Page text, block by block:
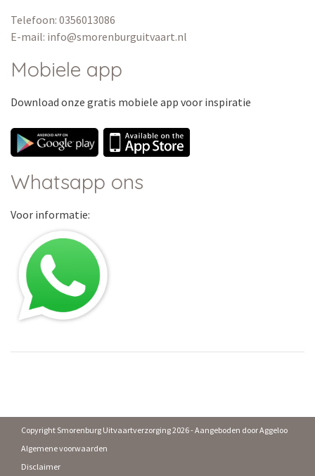
Telefoon: 0356013086
E-mail: info@smorenburguitvaart.nl
Mobiele app
Download onze gratis mobiele app voor inspiratie
Whatsapp ons
Voor informatie:
Copyright Smorenburg Uitvaartverzorging 2026 - Aangeboden doorAggeloo
Algemene voorwaarden
Disclaimer